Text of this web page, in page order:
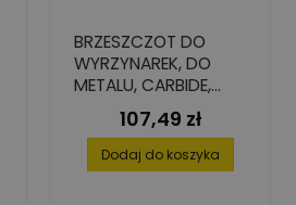
BRZESZCZOT DO
WYRZYNAREK, DO
METALU, CARBIDE,
T118EHM, 63X2,3X8,8
(3 SZT.)Cena
107,49 zł
Dodaj do koszyka